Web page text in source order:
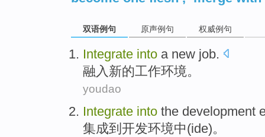
双语例句 原声例句 权威例句
Integrate into a new job.
融入 新的工作环境。
youdao
Integrate into the development
集成到 开发环境中(ide)。